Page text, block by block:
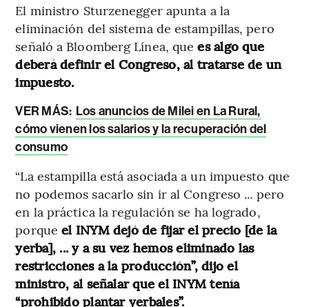
El ministro Sturzenegger apunta a la
eliminación del sistema de estampillas, pero
señaló a Bloomberg Línea, quees algo que
deberá definir el Congreso, al tratarse de un
impuesto.
VER MÁS: Los anuncios de Milei en La Rural,
cómo vienen los salarios y la recuperación del
consumo
“La estampilla está asociada a un impuesto que
no podemos sacarlo sin ir al Congreso ... pero
en la práctica la regulación se ha logrado,
porqueel INYM dejó de fijar el precio [de la
yerba], ... y a su vez hemos eliminado las
restricciones a la producción”, dijo el
ministro, al señalar que el INYM tenía
“prohibido plantar yerbales”.